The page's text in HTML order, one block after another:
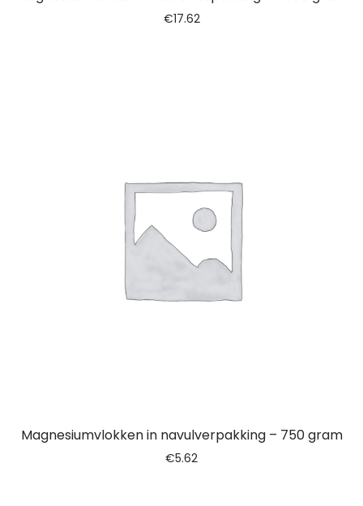
€17.62
Magnesiumvlokken in navulverpakking – 750 gram
€5.62